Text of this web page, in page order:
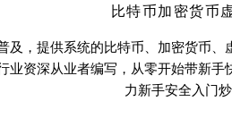
比特币加密货币
及，提供系统的比特币、加密货币
业资深从业者编写，从零开始带新
力新手安全入门炒